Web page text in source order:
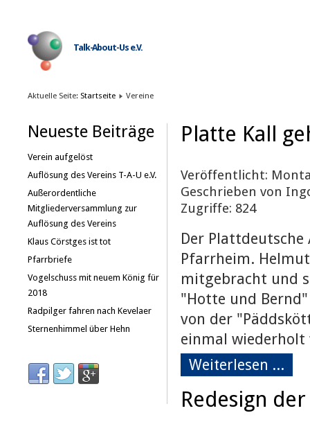
Talk-About-Us e.V.
Aktuelle Seite: Startseite Vereine
Neueste Beiträge
Verein aufgelöst
Auflösung des Vereins T-A-U e.V.
Außerordentliche
Mitgliederversammlung zur
Auflösung des Vereins
Klaus Cörstges ist tot
Pfarrbriefe
Vogelschuss mit neuem König für
2018
Radpilger fahren nach Kevelaer
Sternenhimmel über Hehn
Platte Kall
Veröffentlicht:
Geschrieben von
Zugriffe: 824
Der
Pfarrheim.
mitgebracht und
"Hotte und
von der
einmal wiederholt
Weiterlesen ...
Redesign